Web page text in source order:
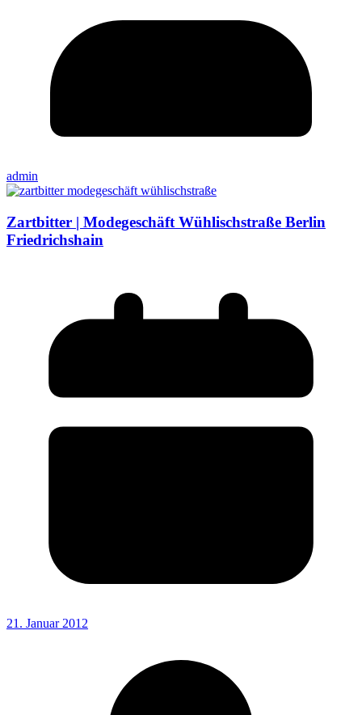
admin
Zartbitter | Modegeschäft Wühlischstraße Berlin
Friedrichshain
21. Januar 2012